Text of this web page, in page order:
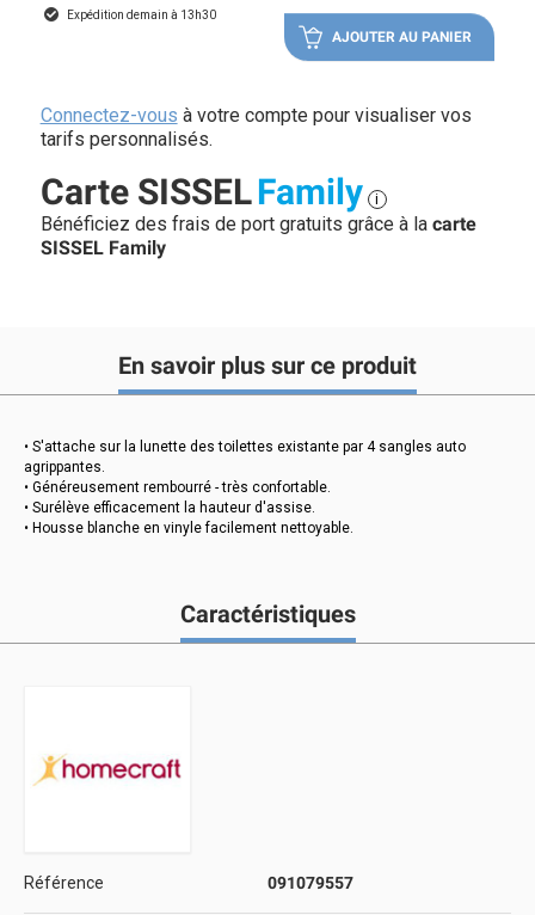
Expédition demain à 13h30
AJOUTER AU PANIER
Connectez-vous à votre compte pour visualiser vos
tarifs personnalisés.
Carte SISSELFamily i
Bénéficiez des frais de port gratuits grâce à la carte
SISSEL Family
En savoir plus sur ce produit
• S'attache sur la lunette des toilettes existante par 4 sangles auto
agrippantes.
• Généreusement rembourré - très confortable.
• Surélève efficacement la hauteur d'assise.
• Housse blanche en vinyle facilement nettoyable.
Caractéristiques
Référence 091079557